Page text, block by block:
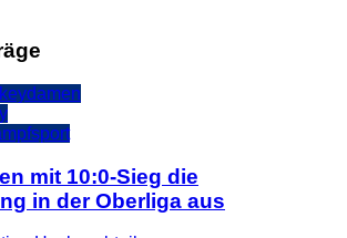
mit 10:0-Sieg die
in der Oberliga aus